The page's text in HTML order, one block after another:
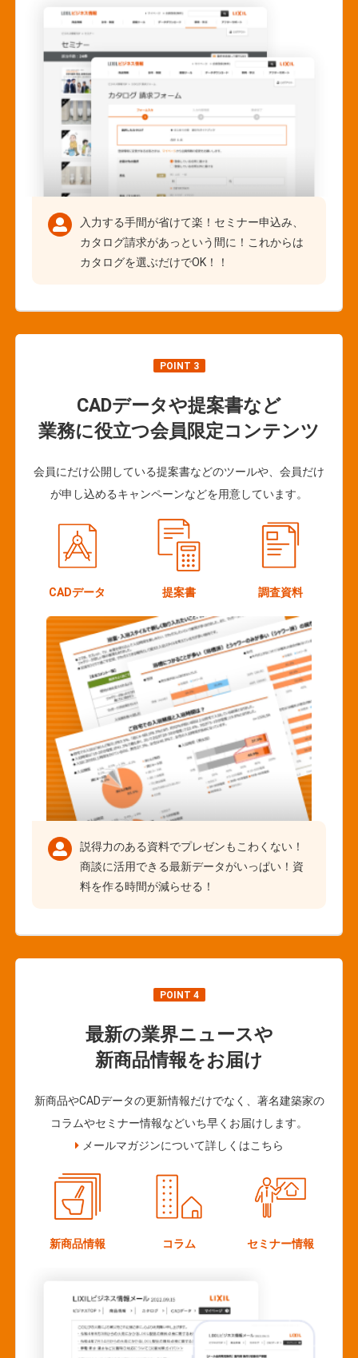
入力する手間が省けて楽！セミナー申込み、
カタログ請求があっという間に！これからは
カタログを選ぶだけでOK！！
POINT 3
CADデータや提案書など
業務に役立つ会員限定コンテンツ
会員にだけ公開している提案書などのツールや、会員だけ
が申し込めるキャンペーンなどを用意しています。
CADデータ 提案書 調査資料
説得力のある資料でプレゼンもこわくない！
商談に活用できる最新データがいっぱい！資
料を作る時間が減らせる！
POINT 4
最新の業界ニュースや
新商品情報をお届け
新商品やCADデータの更新情報だけでなく、著名建築家の
コラムやセミナー情報などいち早くお届けします。
メールマガジンについて詳しくはこちら
新商品情報 コラム セミナー情報